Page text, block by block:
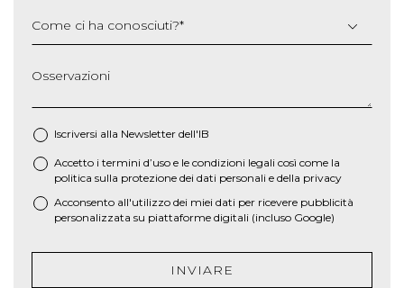
Come ci ha conosciuti?*
Osservazioni
Iscriversi alla Newsletter dell'IB
* Accetto i termini d’uso e le condizioni legali così come la
politica sulla protezione dei dati personali e della privacy
Acconsento all'utilizzo dei miei dati per ricevere pubblicità
personalizzata su piattaforme digitali (incluso Google)
INVIARE